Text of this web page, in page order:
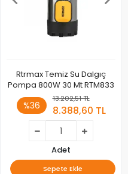
Rtrmax Temiz Su Dalgıç
Pompa 800W 30 Mt RTM833
%36
13.202,51 TL
8.388,60 TL
Adet
Sepete Ekle